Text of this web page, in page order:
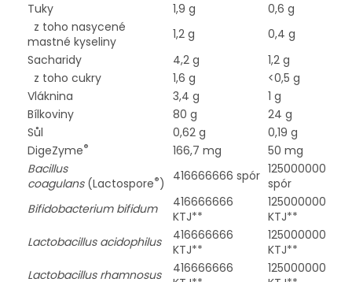
Tuky
1,9 g
0,6 g
z toho nasycené
mastné kyseliny
1,2 g
0,4 g
Sacharidy
4,2 g
1,2 g
z toho cukry
1,6 g
<0,5 g
Vláknina
3,4 g
1 g
Bílkoviny
80 g
24 g
Sůl
0,62 g
0,19 g
DigeZyme® 166,7 mg
50 mg
Bacillus
coagulans(Lactospore®) 416666666 spór 125000000
spór
Bifidobacterium bifidum
416666666
KTJ**
125000000
KTJ**
Lactobacillus acidophilus
416666666
KTJ**
125000000
KTJ**
Lactobacillus rhamnosus
416666666
125000000